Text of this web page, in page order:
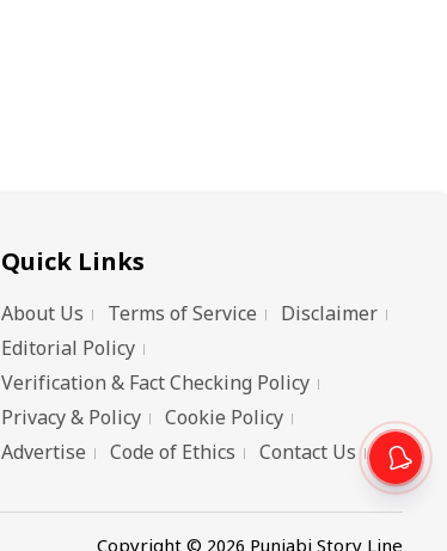
Quick Links
About Us Terms of Service
Disclaimer
Editorial Policy
Verification & Fact Checking Policy
Privacy & Policy
Cookie Policy
Advertise
Code of Ethics Contact Us